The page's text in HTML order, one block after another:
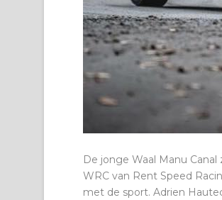
De jonge Waal Manu
WRC van Rent Speed
met de sport. Adrien